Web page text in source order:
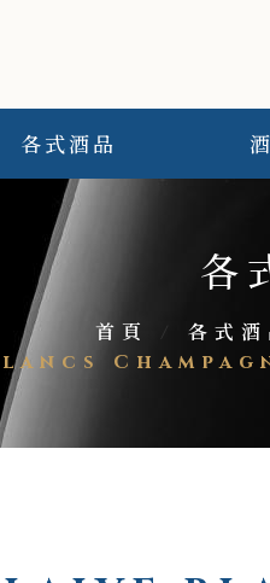
各式酒品
各
首頁 各式酒
Champagne